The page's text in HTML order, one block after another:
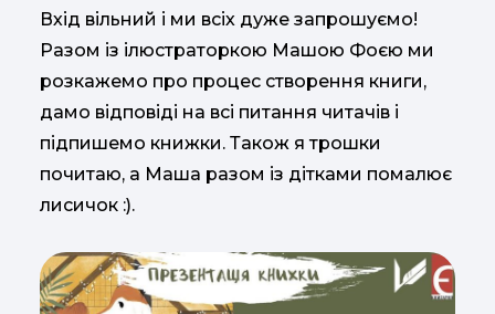
Вхід вільний і ми всіх дуже запрошуємо!
Разом із ілюстраторкою Машою Фоєю ми
розкажемо про процес створення книги,
дамо відповіді на всі питання читачів і
підпишемо книжки. Також я трошки
почитаю, а Маша разом із дітками помалює
лисичок :).